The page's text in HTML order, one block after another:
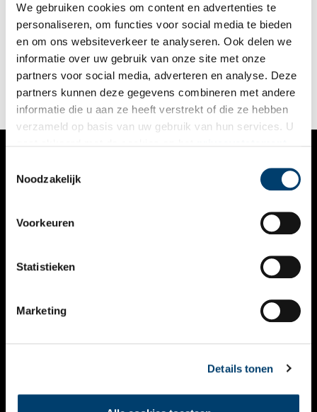
We gebruiken cookies om content en advertenties te
personaliseren, om functies voor social media te bieden
en om ons websiteverkeer te analyseren. Ook delen we
informatie over uw gebruik van onze site met onze
partners voor social media, adverteren en analyse. Deze
partners kunnen deze gegevens combineren met andere
informatie die u aan ze heeft verstrekt of die ze hebben
verzameld op basis van uw gebruik van hun services. U
Noodzakelijk
Voorkeuren
Statistieken
Marketing
Details tonen
Het Spaanse Huis heeft heel wat oorlogen meegemaakt. Met
het rampjaar 1572 waarbij honderden Naarders door Spaanse
soldaten werden gedood als dieptepunt. Een van de
gevelstenen herinnert daar nog aan.
VERHALEN
KALENDER
THEMA’S
VIDEO’S
CONTACT